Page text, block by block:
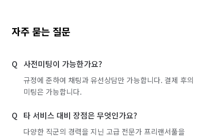
자주 묻는 질문
사전미팅이 가능한가요?
규정에 준하여 채팅과 유선상담만 가능합니다. 결제 후의
미팅은 가능합니다.
타 서비스 대비 장점은 무엇인가요?
다양한 직군의 경력을 지닌 고급 전문가 프리랜서풀을